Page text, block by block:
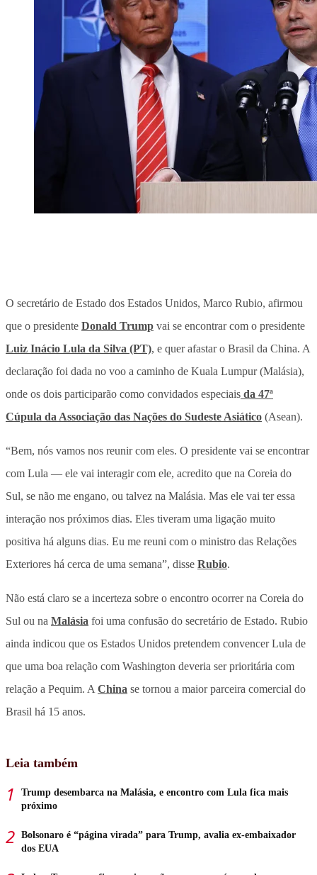
O secretário de Estado dos Estados Unidos, Marco Rubio, afirmou
que o presidente Donald Trump vai se encontrar com o presidente
Luiz Inácio Lula da Silva (PT), e quer afastar o Brasil da China. A
declaração foi dada no voo a caminho de Kuala Lumpur (Malásia),
onde os dois participarão como convidados especiais da 47ª
Cúpula da Associação das Nações do Sudeste Asiático (Asean).
“Bem, nós vamos nos reunir com eles. O presidente vai se encontrar
com Lula — ele vai interagir com ele, acredito que na Coreia do
Sul, se não me engano, ou talvez na Malásia. Mas ele vai ter essa
interação nos próximos dias. Eles tiveram uma ligação muito
positiva há alguns dias. Eu me reuni com o ministro das Relações
Exteriores há cerca de uma semana”, disse Rubio.
Não está claro se a incerteza sobre o encontro ocorrer na Coreia do
Sul ou na Malásia foi uma confusão do secretário de Estado. Rubio
ainda indicou que os Estados Unidos pretendem convencer Lula de
que uma boa relação com Washington deveria ser prioritária com
relação a Pequim. A China se tornou a maior parceira comercial do
Brasil há 15 anos.
Leia também
Trump desembarca na Malásia, e encontro com Lula fica mais
próximo
Bolsonaro é “página virada” para Trump, avalia ex-embaixador
dos EUA